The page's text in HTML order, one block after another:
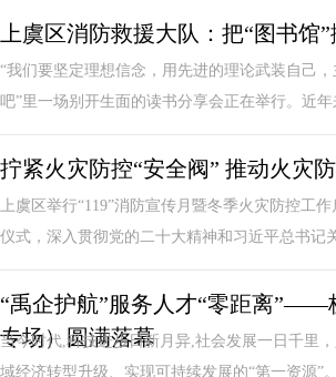
上虞区消防救援大队：把“图书馆
“我们要坚定理想信念，用先进的理论武装自己
吧”里一场别开生面的读书分享会正在举行。近
拧紧火灾防控“安全阀” 推动火灾
上虞区举行“119”消防宣传月暨冬季火灾防控工
仪式，深入贯彻党的二十大精神和习近平总书记
“禹企护航”服务人才“零距离”——
专场）圆满落幕
当今时代,科技进步日新月异,社会发展一日千里
域经济转型升级、实现可持续发展的“第一资源”